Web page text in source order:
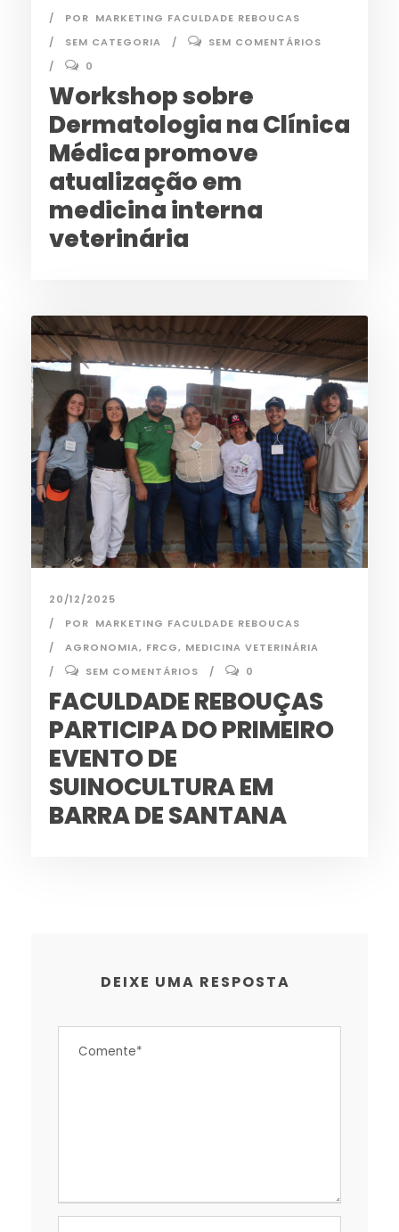
POR MARKETING FACULDADE REBOUCAS
SEM CATEGORIA
SEM COMENTÁRIOS
0
Workshop sobre
Dermatologia na Clínica
Médica promove
atualização em
medicina interna
veterinária
20/12/2025
POR MARKETING FACULDADE REBOUCAS
AGRONOMIA, FRCG, MEDICINA VETERINÁRIA
SEM COMENTÁRIOS
0
FACULDADE REBOUÇAS
PARTICIPA DO PRIMEIRO
EVENTO DE
SUINOCULTURA EM
BARRA DE SANTANA
DEIXE UMA RESPOSTA